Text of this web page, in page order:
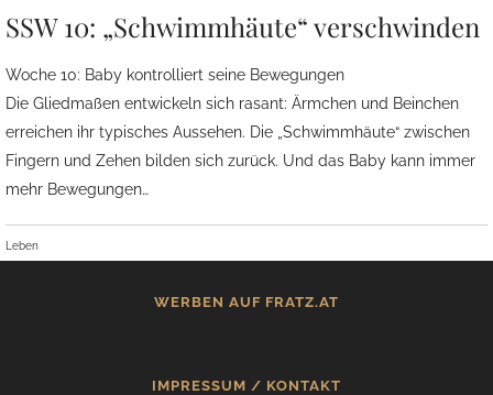
SSW 10: „Schwimmhäute“ verschwinden
Woche 10: Baby kontrolliert seine Bewegungen
Die Gliedmaßen entwickeln sich rasant: Ärmchen und Beinchen
erreichen ihr typisches Aussehen. Die „Schwimmhäute“ zwischen
Fingern und Zehen bilden sich zurück. Und das Baby kann immer
mehr Bewegungen…
Leben
WERBEN AUF FRATZ.AT
IMPRESSUM / KONTAKT